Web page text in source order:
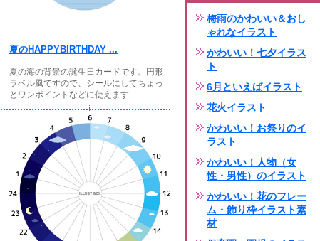
夏のHAPPYBIRTHDAY ...
夏の海の背景の誕生日カードです。円形
ラベル風ですので、シールにしてちょっ
とワンポイントなどに使えます...
梅雨のかわいい＆おし
ゃれなイラスト
かわいい！七夕イラス
ト
6月といえばイラスト
花火イラスト
かわいい！お祭りのイ
ラスト
かわいい！人物（女
性・男性）のイラスト
かわいい！花のフレー
ム・飾り枠イラスト素
材